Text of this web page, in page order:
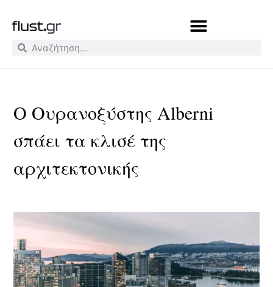
Ο Ουρανοξύστης Alberni
σπάει τα κλισέ της
αρχιτεκτονικής